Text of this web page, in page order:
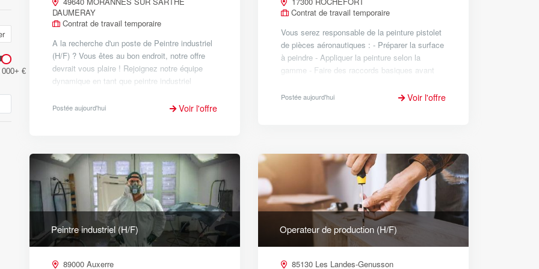
000+ €
DAUMERAY
Contrat de travail temporaire
A la recherche d'un poste de Peintre industriel
(H/F) ? Vous êtes au bon endroit, notre offre
devrait vous plaire ! Rejoignez notre équipe
dynamique en tant que peintre industriel
et liquid...
Postée aujourd'hui Voir l'offre
Contrat de travail temporaire
Vous serez responsable de la peinture pistolet
de pièces aéronautiques : - Préparer la surface
à peindre - Appliquer la peinture selon la
gamme - Faire des raccords basiques avant
ou les...
Postée aujourd'hui Voir l'offre
Peintre industriel (H/F)
89000 Auxerre
Operateur de production (H/F)
85130 Les Landes-Genusson